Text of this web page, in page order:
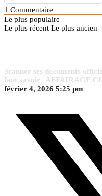
1 Commentaire
Le plus populaire
Le plus récent Le plus ancien
Scanner ses documents
faut savoir | AFFAIRAGE.CI
février 4, 2026 5:25 pm